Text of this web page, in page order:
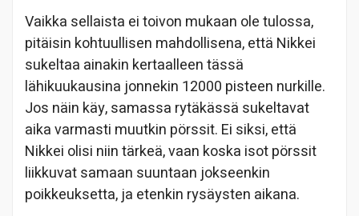
Vaikka sellaista ei toivon mukaan ole tulossa,
pitäisin kohtuullisen mahdollisena, että Nikkei
sukeltaa ainakin kertaalleen tässä
lähikuukausina jonnekin 12000 pisteen nurkille.
Jos näin käy, samassa rytäkässä sukeltavat
aika varmasti muutkin pörssit. Ei siksi, että
Nikkei olisi niin tärkeä, vaan koska isot pörssit
liikkuvat samaan suuntaan jokseenkin
poikkeuksetta, ja etenkin rysäysten aikana.